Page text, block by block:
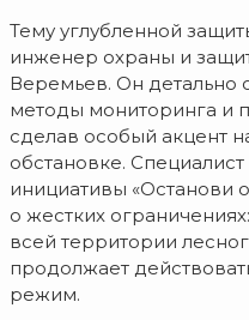
Тему углубленной
инженер охраны и
Веремьев. Он детально
методы мониторинга и
сделав особый акцент
обстановке.
инициативы «Останови
о жестких
всей территории
продолжает
режим.